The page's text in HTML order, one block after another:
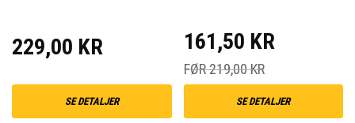
229,00 KR
SE DETALJER
161,50 KR
FØR 219,00 KR
SE DETALJER